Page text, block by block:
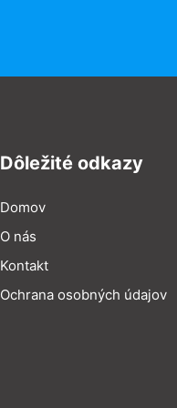
Dôležité odkazy
Domov
O nás
Kontakt
Ochrana osobných údajov